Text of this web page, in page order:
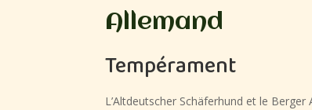
Allemand
Tempérament
L’Altdeutscher Schäferhund et le